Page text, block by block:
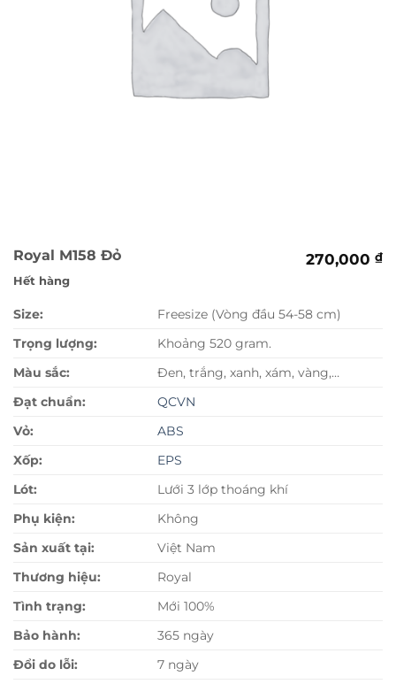
Royal M158 Đỏ 270,000 ₫
Hết hàng
Size:
Freesize (Vòng đầu 54-58 cm)
Trọng lượng:
Khoảng 520 gram.
Màu sắc:
Đen, trắng, xanh, xám, vàng,…
Đạt chuẩn:
QCVN
Vỏ:
ABS
Xốp:
EPS
Lót:
Lưới 3 lớp thoáng khí
Phụ kiện:
Không
Sản xuất tại:
Việt Nam
Thương hiệu:
Royal
Tình trạng:
Mới 100%
Bảo hành:
365 ngày
Đổi do lỗi:
7 ngày